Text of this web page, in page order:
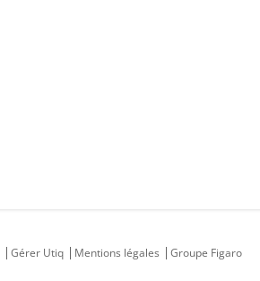
Gérer Utiq Mentions légales
Groupe Figaro